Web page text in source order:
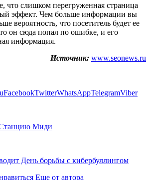
что слишком перегруженная страница
эффект. Чем больше информации вы
вероятность, что посетитель будет ее
он сюда попал по ошибке, и его
информация.
Источник: www.seonews.ru
FacebookTwitterWhatsAppTelegramViber
Станцию Миди
День борьбы с кибербуллингом
Еще от автора